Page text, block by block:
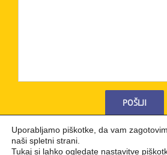
Uporabljamo piškotke, da vam
naši spletni strani.
Tukaj si lahko ogledate nastavitve